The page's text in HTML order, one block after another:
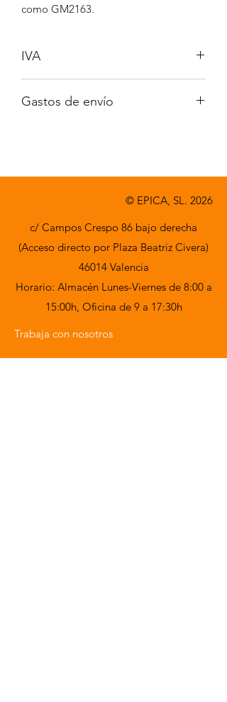
como GM2163.
IVA
Gastos de envío
© EPICA, SL. 2026
c/ Campos Crespo 86 bajo derecha
(Acceso directo por Plaza Beatriz Civera)
46014 Valencia
Horario: Almacén Lunes-Viernes de 8:00 a
15:00h, Oficina de 9 a 17:30h
Trabaja con nosotros